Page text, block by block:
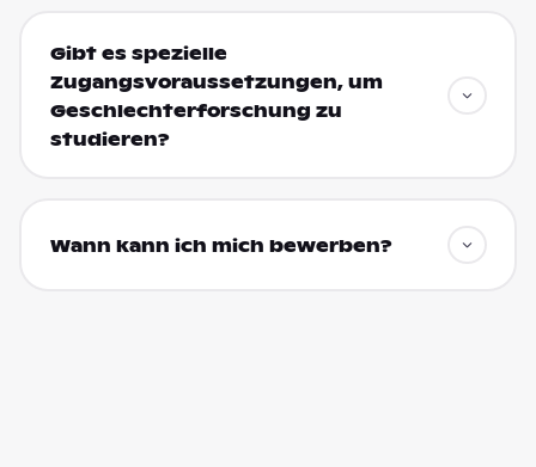
Gibt es spezielle
Zugangsvoraussetzungen, um
Geschlechterforschung zu
studieren?
Wann kann ich mich bewerben?